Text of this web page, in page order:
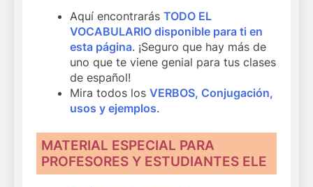
Aquí encontrarás TODO EL
VOCABULARIO disponible para ti en
esta página. ¡Seguro que hay más de
uno que te viene genial para tus clases
de español!
Mira todos los VERBOS, Conjugación,
usos y ejemplos.
MATERIAL ESPECIAL PARA
PROFESORES Y ESTUDIANTES ELE